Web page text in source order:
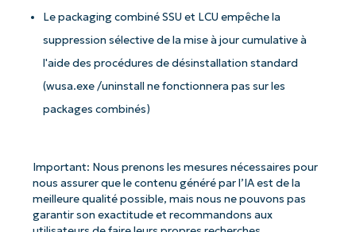
Le packaging combiné SSU et LCU empêche la
suppression sélective de la mise à jour cumulative à
l'aide des procédures de désinstallation standard
(wusa.exe /uninstall ne fonctionnera pas sur les
packages combinés)
Important: Nous prenons les mesures nécessaires pour
nous assurer que le contenu généré par l’IA est de la
meilleure qualité possible, mais nous ne pouvons pas
garantir son exactitude et recommandons aux
Company
name*